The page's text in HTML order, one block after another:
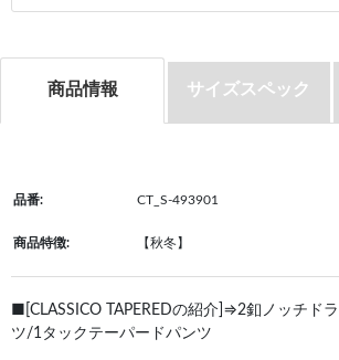
商品情報 サイズスペック
品番: CT_S-493901
商品特徴: 【秋冬】
■[CLASSICO TAPEREDの紹介]⇒2釦ノッチド
ツ/1タックテーパードパンツ